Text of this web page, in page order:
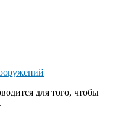
для того, чтобы